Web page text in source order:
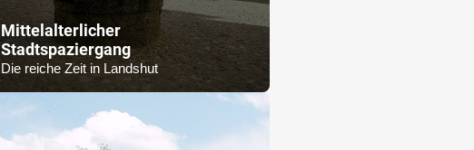
Mittelalterlicher
Stadtspaziergang
Die reiche Zeit in Landshut